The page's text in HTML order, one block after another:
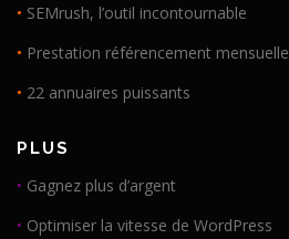
• SEMrush, l’outil incontournable
• Prestation référencement mensuelle
• 22 annuaires puissants
PLUS
• Gagnez plus d’argent
• Optimiser la vitesse de WordPress